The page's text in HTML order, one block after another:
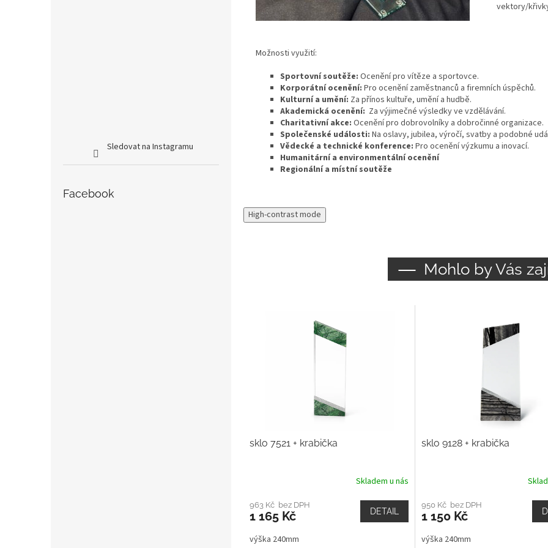
Sledovat na Instagramu
Facebook
vektory/
Možnosti využití:
Sportovní soutěže: Ocenění pro vítěze a sportovce.
Korporátní ocenění: Pro ocenění zaměstnanců a firemních úspěchů.
Kulturní a umění: Za přínos kultuře, umění a hudbě.
Akademická ocenění: Za výjimečné výsledky ve vzdělávání.
Charitativní akce: Ocenění pro dobrovolníky a dobročinné organizace.
Společenské události: Na oslavy, jubilea, výročí, svatby a podobné
Vědecké a technické konference: Pro ocenění výzkumu a inovací.
Humanitární a environmentální ocenění
Regionální a místní soutěže
High-contrast mode
Mohlo by Vás
sklo 7521 + krabička
Skladem u nás
963 Kč bez DPH
1 165 Kč DETAIL
výška 240mm
sklo 9128 + krabička
950 Kč bez DPH
1 150 Kč
výška 240mm